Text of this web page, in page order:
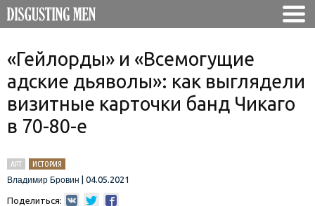
«Гейлорды» и «Всемогущие
адские дьяволы»: как выглядели
визитные карточки банд Чикаго
в 70-80-е
АРТ
ИСТОРИЯ
Владимир Бровин
04.05.2021
Поделиться: